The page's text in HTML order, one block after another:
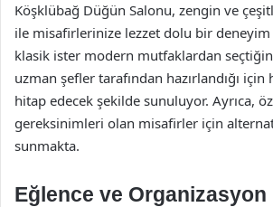
Köşklübağ Düğün Salonu, zengin ve
ile misafirlerinize lezzet dolu bir deneyim
klasik ister modern mutfaklardan
uzman şefler tarafından hazırlandığı için
hitap edecek şekilde sunuluyor. Ayrıca,
gereksinimleri olan misafirler için
sunmakta.
Eğlence ve Organizasyon